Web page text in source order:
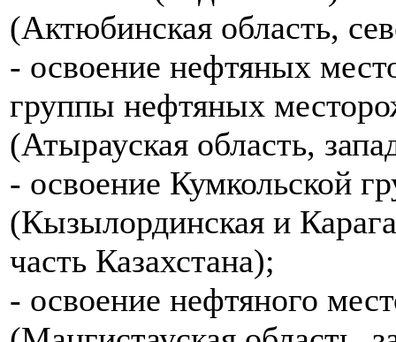
(Актюбинская область,
- освоение нефтяных
группы нефтяных
(Атырауская область,
- освоение Кумкольской
(Кызылординская и
часть Казахстана);
- освоение нефтяного